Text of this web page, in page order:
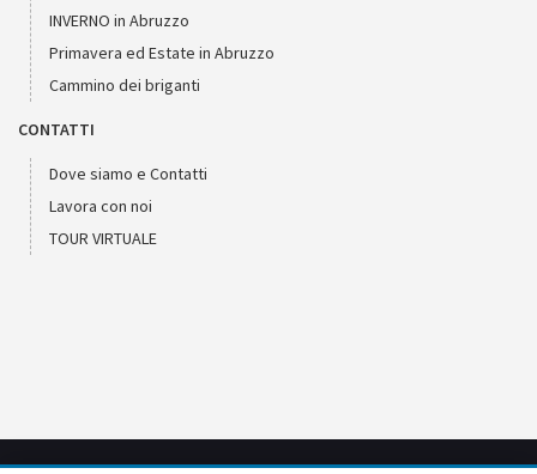
INVERNO in Abruzzo
Primavera ed Estate in Abruzzo
Cammino dei briganti
CONTATTI
Dove siamo e Contatti
Lavora con noi
TOUR VIRTUALE